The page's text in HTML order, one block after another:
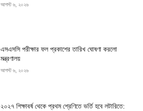
আগস্ট ৬, ২০২৬
এসএসসি পরীক্ষার ফল প্রকাশের তারিখ ঘোষণা করলো
মন্ত্রণালয়
আগস্ট ৬, ২০২৬
২০২৭ শিক্ষাবর্ষ থেকে প্রথম শ্রেণিতে ভর্তি হবে লটারিতে: